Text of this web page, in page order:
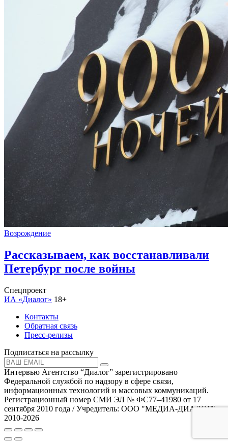
Возрождение
Рассказываем, как восстанавливали
Петербург после войны
Спецпроект
ИА «Диалог» 18+
Контакты
Обратная связь
Пресс-релизы
Подписаться на рассылку
Интервью Агентство “Диалог” зарегистрировано
Федеральной службой по надзору в сфере связи,
информационных технологий и массовых коммуникаций.
Регистрационный номер СМИ ЭЛ № ФС77–41980 от 17
сентября 2010 года / Учредитель: ООО "МЕДИА-ДИАЛОГ"
2010-2026